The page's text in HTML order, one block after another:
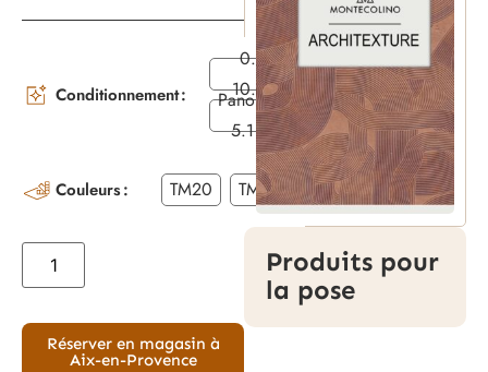
Produits pour
la pose
Conditionnement
0.53 x
10.05 m
Panoramique
5.1 x 3 m
Couleurs TM20 TM24
Réserver en magasin à
Aix-en-Provence